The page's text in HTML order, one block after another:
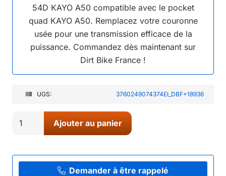
54D KAYO A50 compatible avec le pocket
quad KAYO A50. Remplacez votre couronne
usée pour une transmission efficace de la
puissance. Commandez dès maintenant sur
Dirt Bike France !
UGS: 3760249074374EI_DBF+18936
COURONNE
Ajouter au panier
Demander à être rappelé